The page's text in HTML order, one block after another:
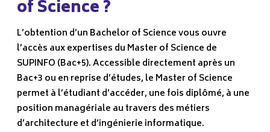
of Science ?
L’obtention d’un Bachelor of Science vous ouvre
l’accès aux expertises du Master of Science de
SUPINFO (Bac+5). Accessible directement après un
Bac+3 ou en reprise d’études, le Master of Science
permet à l’étudiant d’accéder, une fois diplômé, à une
position managériale au travers des métiers
d’architecture et d’ingénierie informatique.